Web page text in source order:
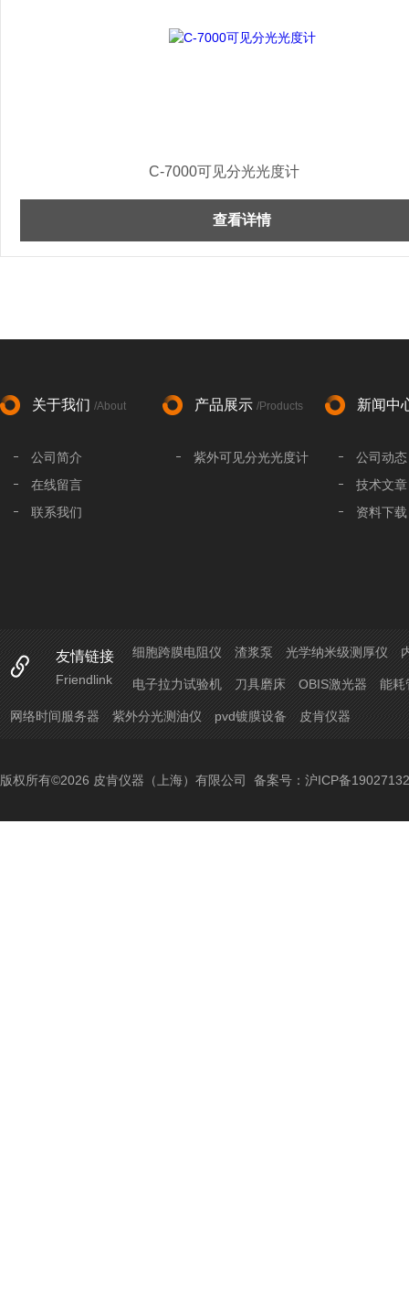
C-7000可见分光光度计
查看详情
关于我们 /About
公司简介
在线留言
联系我们
产品展示 /Products
紫外可见分光光度计
新闻中
公司动态
技术文章
资料下载
友情链接
Friendlink
细胞跨膜电阻仪 渣浆泵 光学纳米级测厚仪
电子拉力试验机 刀具磨床 OBIS激光器 能耗
网络时间服务器 紫外分光测油仪 pvd镀膜设备 皮肯仪器
版权所有©2026 皮肯仪器（上海）有限公司 备案号：沪ICP备